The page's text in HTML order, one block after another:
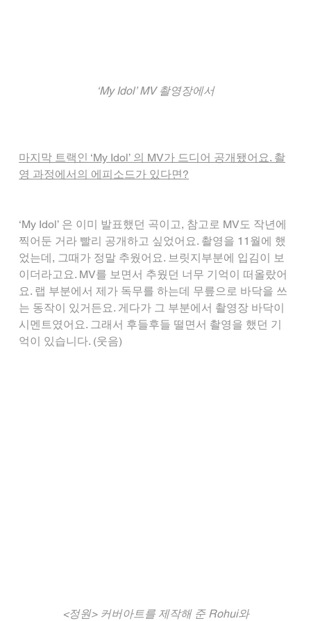
‘My Idol’ MV 촬영장에서
마지막 트랙인 ‘My Idol’ 의 MV가 드디어 공개됐어요. 촬
영 과정에서의 에피소드가 있다면?
‘My Idol’ 은 이미 발표했던 곡이고, 참고로 MV도 작년에
찍어둔 거라 빨리 공개하고 싶었어요. 촬영을 11월에 했
었는데, 그때가 정말 추웠어요. 브릿지부분에 입김이 보
이더라고요. MV를 보면서 추웠던 너무 기억이 떠올랐어
요. 랩 부분에서 제가 독무를 하는데 무릎으로 바닥을 쓰
는 동작이 있거든요. 게다가 그 부분에서 촬영장 바닥이
시멘트였어요. 그래서 후들후들 떨면서 촬영을 했던 기
억이 있습니다. (웃음)
<정원> 커버아트를 제작해 준 Rohui와